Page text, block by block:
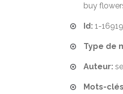
buy
Id: 1-
Type de
Auteur:
Mots-